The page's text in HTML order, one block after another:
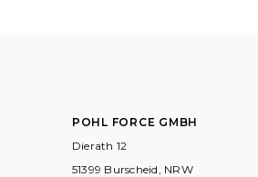
POHL FORCE GMBH
Dierath 12
51399 Burscheid, NRW